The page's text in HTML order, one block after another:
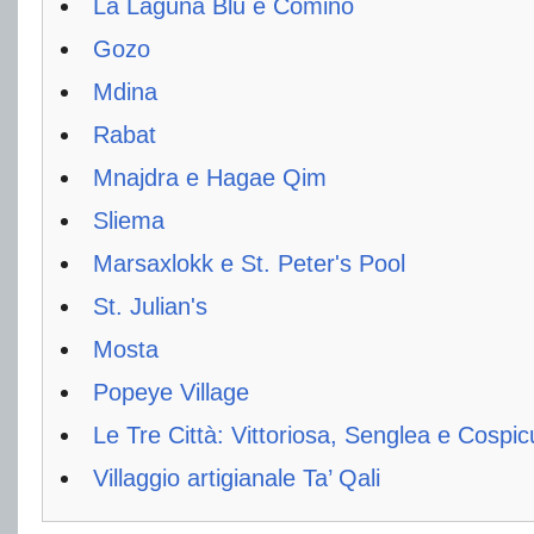
La Laguna Blu e Comino
Gozo
Mdina
Rabat
Mnajdra e Hagae Qim
Sliema
Marsaxlokk e St. Peter's Pool
St. Julian's
Mosta
Popeye Village
Le Tre Città: Vittoriosa, Senglea e
Villaggio artigianale Ta’ Qali